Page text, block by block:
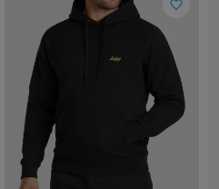
favorite_border